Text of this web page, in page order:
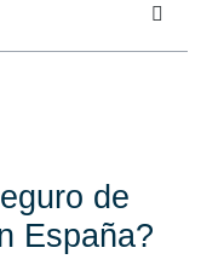
de
España?